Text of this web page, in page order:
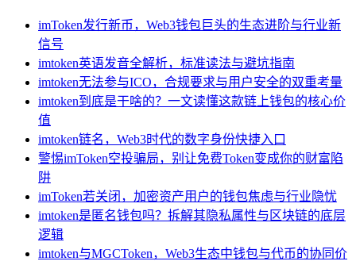
imToken发行新币，Web3钱包巨头的生态进阶与行业新
信号
imtoken英语发音全解析，标准读法与避坑指南
imtoken无法参与ICO，合规要求与用户安全的双重考量
imtoken到底是干啥的？一文读懂这款链上钱包的核心价
值
imtoken链名，Web3时代的数字身份快捷入口
警惕imToken空投骗局，别让免费Token变成你的财富陷
阱
imToken若关闭，加密资产用户的钱包焦虑与行业隐忧
imtoken是匿名钱包吗？拆解其隐私属性与区块链的底层
逻辑
imtoken与MGCToken，Web3生态中钱包与代币的协同价